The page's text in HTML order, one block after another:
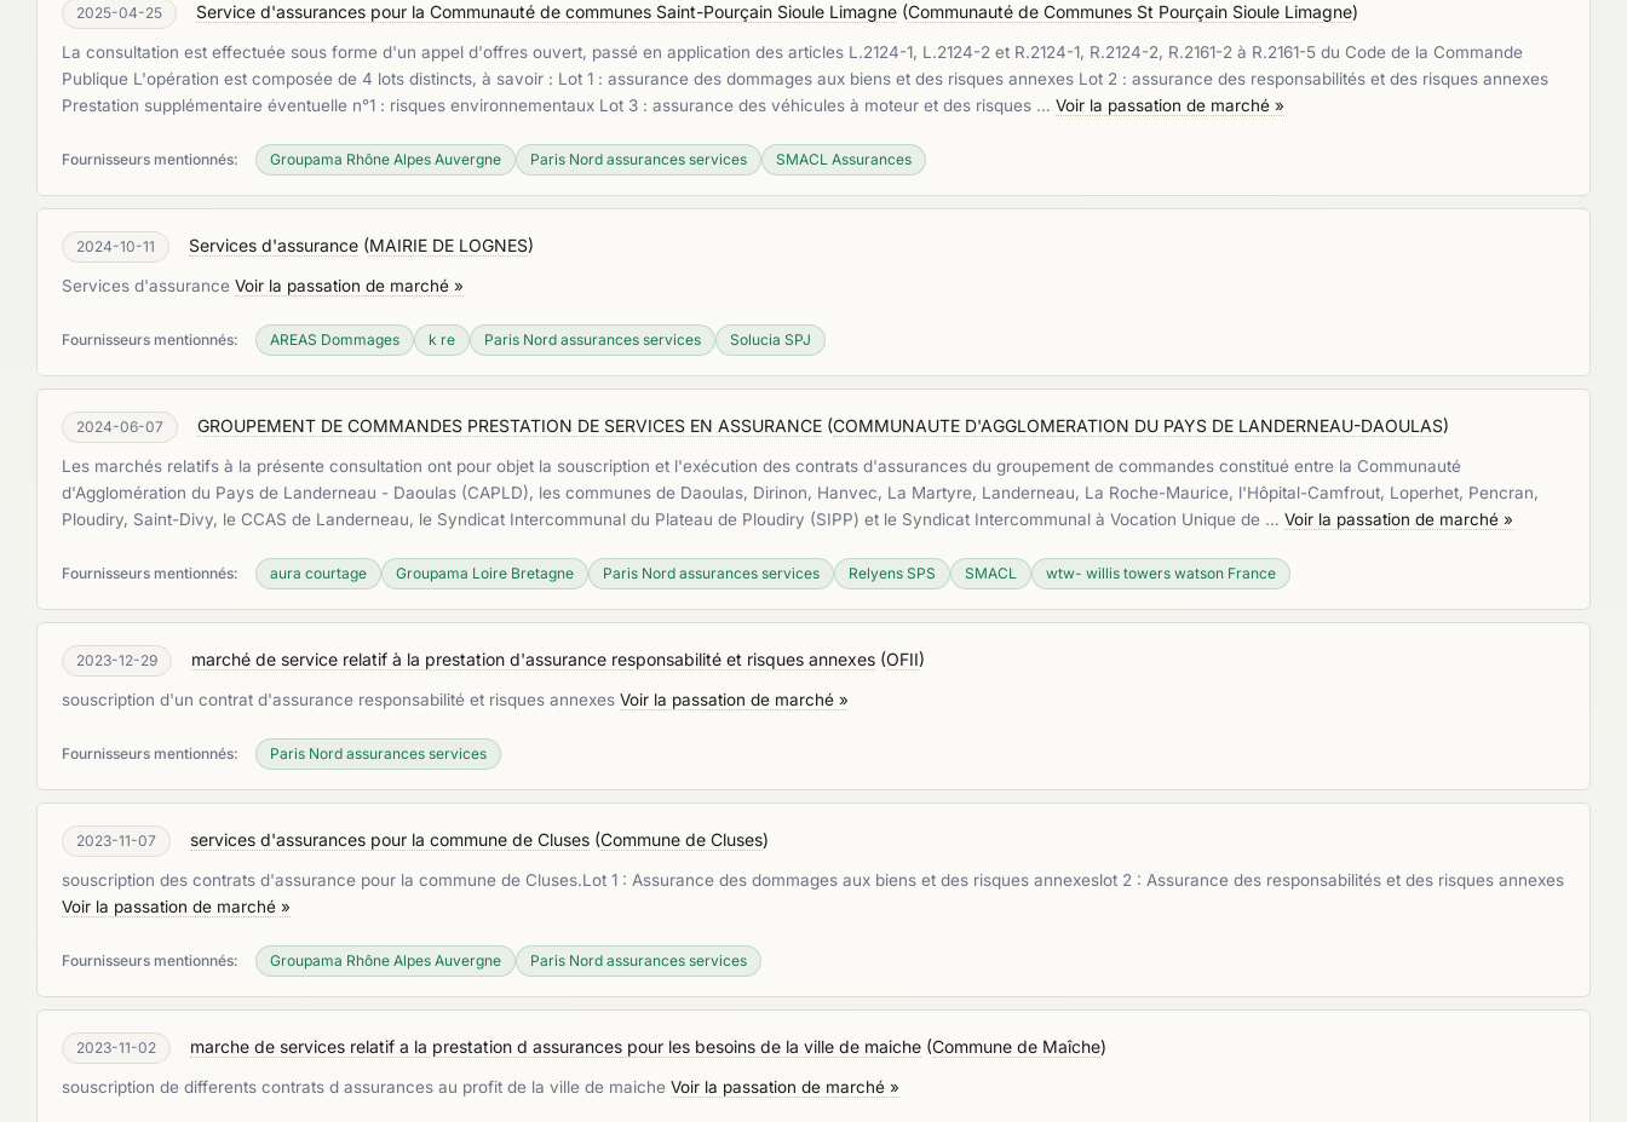
2025-04-25 Service d'assurances pour la Communauté de communes Saint-Pourçain Sioule Limagne (Communauté de Communes St Pourçain Sioule Limagne)
La consultation est effectuée sous forme d'un appel d'offres ouvert, passé en application des articles L.2124-1, L.2124-2 et R.2124-1, R.2124-2, R.2161-2 à R.2161-5 du Code de la Commande
Publique L'opération est composée de 4 lots distincts, à savoir : Lot 1 : assurance des dommages aux biens et des risques annexes Lot 2 : assurance des responsabilités et des risques annexes
Prestation supplémentaire éventuelle n°1 : risques environnementaux Lot 3 : assurance des véhicules à moteur et des risques … Voir la passation de marché »
Fournisseurs mentionnés: Groupama Rhône Alpes Auvergne Paris Nord assurances services SMACL Assurances
2024-10-11 Services d'assurance (MAIRIE DE LOGNES)
Services d'assurance Voir la passation de marché »
Fournisseurs mentionnés: AREAS Dommages k re Paris Nord assurances services Solucia SPJ
2024-06-07 GROUPEMENT DE COMMANDES PRESTATION DE SERVICES EN ASSURANCE (COMMUNAUTE D'AGGLOMERATION DU PAYS DE LANDERNEAU-DAOULAS)
Les marchés relatifs à la présente consultation ont pour objet la souscription et l'exécution des contrats d'assurances du groupement de commandes constitué entre la Communauté
d'Agglomération du Pays de Landerneau - Daoulas (CAPLD), les communes de Daoulas, Dirinon, Hanvec, La Martyre, Landerneau, La Roche-Maurice, l'Hôpital-Camfrout, Loperhet, Pencran,
Ploudiry, Saint-Divy, le CCAS de Landerneau, le Syndicat Intercommunal du Plateau de Ploudiry (SIPP) et le Syndicat Intercommunal à Vocation Unique de … Voir la passation de marché »
Fournisseurs mentionnés: aura courtage Groupama Loire Bretagne Paris Nord assurances services Relyens SPS SMACL wtw- willis towers watson France
2023-12-29 marché de service relatif à la prestation d'assurance responsabilité et risques annexes (OFII)
souscription d'un contrat d'assurance responsabilité et risques annexes Voir la passation de marché »
Fournisseurs mentionnés: Paris Nord assurances services
2023-11-07 services d'assurances pour la commune de Cluses (Commune de Cluses)
souscription des contrats d'assurance pour la commune de Cluses.Lot 1 : Assurance des dommages aux biens et des risques annexeslot 2 : Assurance des responsabilités et des risques annexes
Voir la passation de marché »
Fournisseurs mentionnés: Groupama Rhône Alpes Auvergne Paris Nord assurances services
2023-11-02 marche de services relatif a la prestation d assurances pour les besoins de la ville de maiche (Commune de Maîche)
souscription de differents contrats d assurances au profit de la ville de maiche Voir la passation de marché »